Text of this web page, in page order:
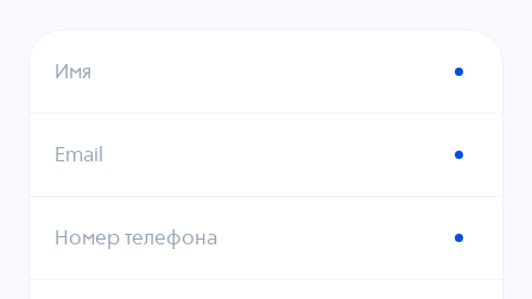
Имя
Email
Номер телефона